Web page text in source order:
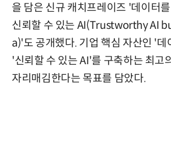
을 담은 신규 캐치프레이즈 '데이터
신뢰할 수 있는 AI(Trustworthy AI
a)'도 공개했다. 기업 핵심 자산인 '
'신뢰할 수 있는 AI'를 구축하는 최고
자리매김한다는 목표를 담았다.